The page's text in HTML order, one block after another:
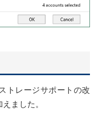
トレージサポートの改
ました。